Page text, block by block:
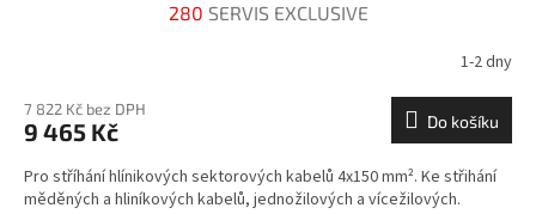
280 SERVIS EXCLUSIVE
1-2 dny
7 822 Kč bez DPH
9 465 Kč Do košíku
Pro stříhání hlínikových sektorových kabelů 4x150 mm². Ke střihání
měděných a hliníkových kabelů, jednožilových a vícežilových.